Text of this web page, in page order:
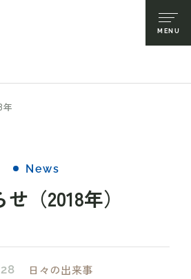
年
News
（2018年）
日々の出来事